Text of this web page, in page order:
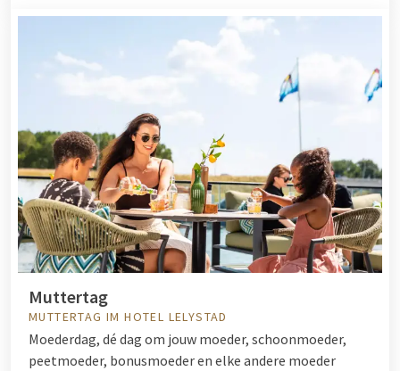
Muttertag
MUTTERTAG IM HOTEL LELYSTAD
Moederdag, dé dag om jouw moeder, schoonmoeder,
peetmoeder, bonusmoeder en elke andere moeder